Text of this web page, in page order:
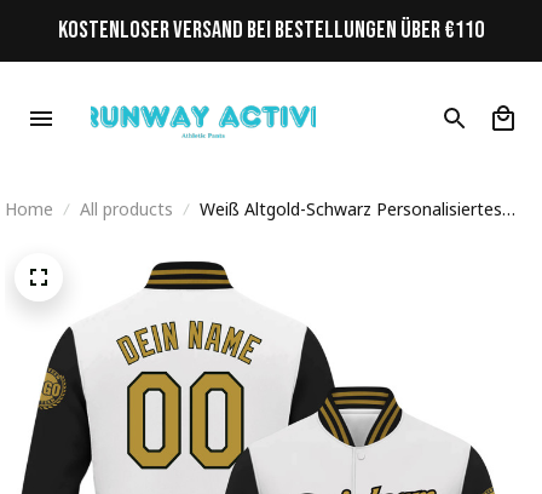
KOSTENLOSER VERSAND BEI BESTELLUNGEN ÜBER €110
Home All products
Weiß Altgold-Schwarz Personalisiertes